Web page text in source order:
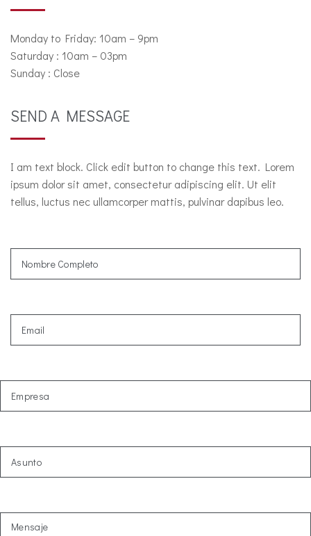
Monday to Friday: 10am – 9pm
Saturday : 10am – 03pm
Sunday : Close
SEND A MESSAGE
I am text block. Click edit button to change this text. Lorem
ipsum dolor sit amet, consectetur adipiscing elit. Ut elit
tellus, luctus nec ullamcorper mattis, pulvinar dapibus leo.